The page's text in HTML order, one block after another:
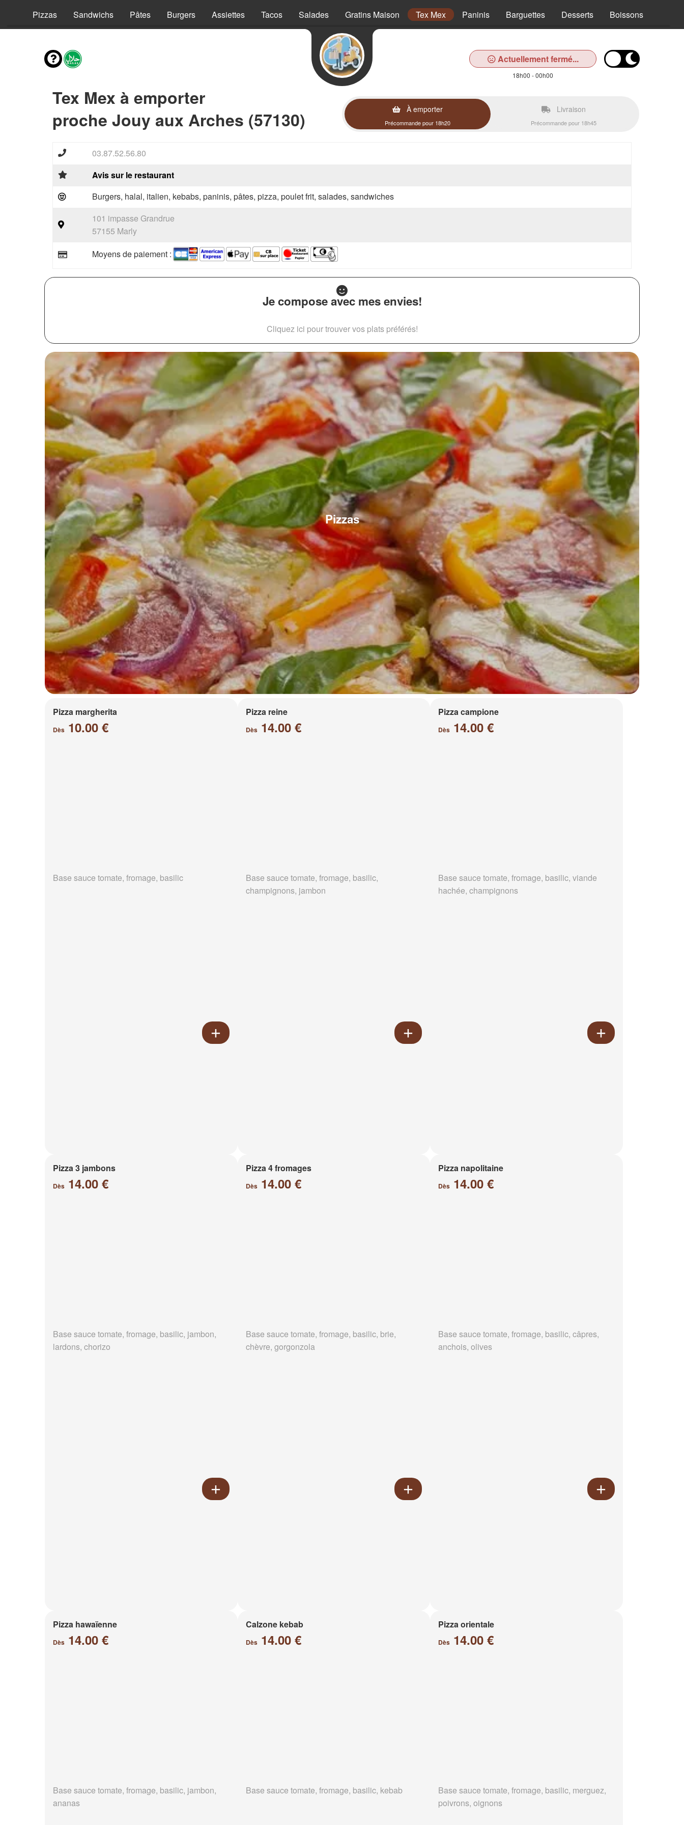
Pizzas Sandwichs Pâtes Burgers Assiettes Tacos Salades Gratins Maison Tex Mex Paninis Barguettes Desserts Boissons
Actuellement fermé...
18h00 - 00h00
Tex Mex à emporter
proche Jouy aux Arches (57130)
À emporter
Précommande pour 18h20
Livraison
Précommande pour 18h45
03.87.52.56.80
Avis sur le restaurant
Burgers, halal, italien, kebabs, paninis, pâtes, pizza, poulet frit, salades, sandwiches
101 impasse Grandrue
57155 Marly
Moyens de paiement :
Je compose avec mes envies!
Cliquez ici pour trouver vos plats préférés!
Pizzas
Pizza margherita
Dès 10.00 €
Base sauce tomate, fromage, basilic
Pizza reine
Dès14.00 €
Base sauce tomate, fromage, basilic,
champignons, jambon
Pizza campione
Dès 14.00 €
Base sauce tomate, fromage, basilic, viande
hachée, champignons
Pizza 3 jambons
Dès 14.00 €
Base sauce tomate, fromage, basilic, jambon,
lardons, chorizo
Pizza 4 fromages
Dès14.00 €
Base sauce tomate, fromage, basilic, brie,
chèvre, gorgonzola
Pizza napolitaine
Dès 14.00 €
Base sauce tomate, fromage, basilic, câpres,
anchois, olives
Pizza hawaïenne
Dès 14.00 €
Base sauce tomate, fromage, basilic, jambon,
ananas
Calzone kebab
Dès14.00 €
Base sauce tomate, fromage, basilic, kebab
Pizza orientale
Dès 14.00 €
Base sauce tomate, fromage, basilic, merguez,
poivrons, oignons